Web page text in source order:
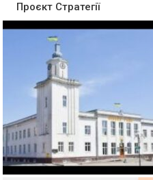
Проєкт Стратегії